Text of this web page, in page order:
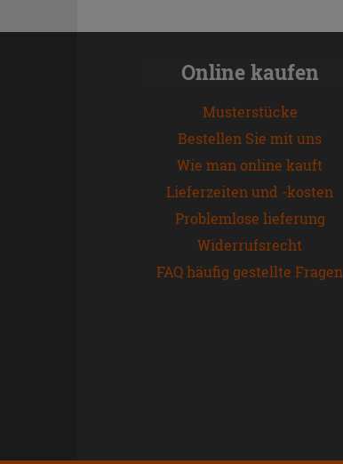
Online kaufen
Musterstücke
Bestellen Sie mit uns
Wie man online kauft
Lieferzeiten und -kosten
Problemlose lieferung
Widerrufsrecht
FAQ häufig gestellte Fragen